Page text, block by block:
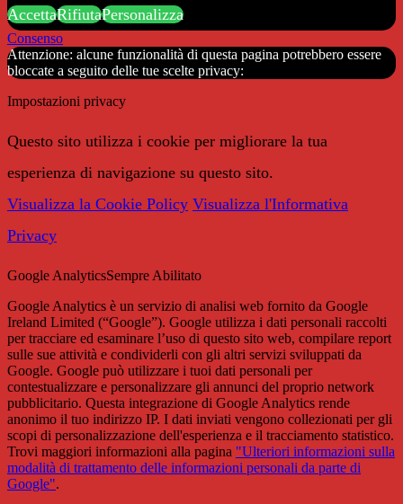
AccettaRifiutaPersonalizza
Consenso
Attenzione: alcune funzionalità di questa pagina potrebbero essere
bloccate a seguito delle tue scelte privacy:
Impostazioni privacy
Questo sito utilizza i cookie per migliorare la tua
esperienza di navigazione su questo sito.
Visualizza la Cookie Policy Visualizza l'Informativa
Privacy
Google AnalyticsSempre Abilitato
Google Analytics è un servizio di analisi web fornito da Google
Ireland Limited (“Google”). Google utilizza i dati personali raccolti
per tracciare ed esaminare l’uso di questo sito web, compilare report
sulle sue attività e condividerli con gli altri servizi sviluppati da
Google. Google può utilizzare i tuoi dati personali per
contestualizzare e personalizzare gli annunci del proprio network
pubblicitario. Questa integrazione di Google Analytics rende
anonimo il tuo indirizzo IP. I dati inviati vengono collezionati per gli
scopi di personalizzazione dell'esperienza e il tracciamento statistico.
Trovi maggiori informazioni alla pagina "Ulteriori informazioni sulla
modalità di trattamento delle informazioni personali da parte di
Google".